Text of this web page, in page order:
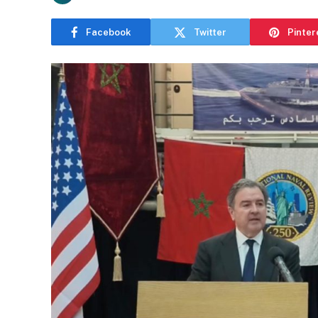
Facebook Twitter